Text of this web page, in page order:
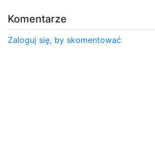
Komentarze
Zaloguj się, by skomentować